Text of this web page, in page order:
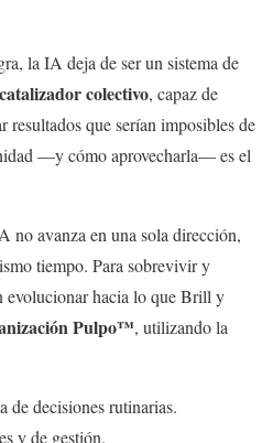
la IA deja de ser un sistema de
catalizador colectivo, capaz de
resultados que serían imposibles de
—y cómo aprovecharla— es el
no avanza en una sola dirección,
tiempo. Para sobrevivir y
evolucionar hacia lo que Brill y
Pulpo™, utilizando la
de decisiones rutinarias.
y de gestión.